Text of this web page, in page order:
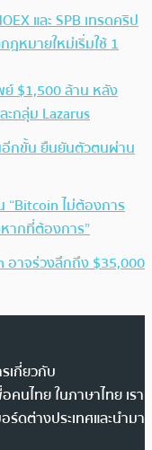
และ SPB เทรดคริป
หมายใหม่เริ่มใช้ 1
$1,500 ล้าน หลัง
กลุ่ม Lazarus
กขั้น ยืนยันตัวตนผ่าน
“Bitcoin ไม่ต้องการ
หากที่ต้องการ”
อาจร่วงลึกถึง $35,000
เกี่ยวกับ
คนไทย ในภาษาไทย เรา
ดต่างประเทศและนำมา